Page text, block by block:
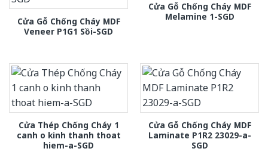
Cửa Gỗ Chống Cháy MDF
Veneer P1G1 Sồi-SGD
Cửa Gỗ Chống Cháy MDF
Melamine 1-SGD
Cửa Thép Chống Cháy 1
canh o kinh thanh thoat
hiem-a-SGD
Cửa Gỗ Chống Cháy MDF
Laminate P1R2 23029-a-
SGD